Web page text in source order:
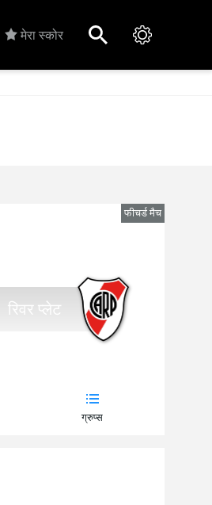
मेरा स्कोर
फीचर्ड मैच
रिवर प्लेट
ग्रुप्स